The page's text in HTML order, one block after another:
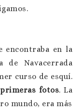
encontraba en la
de Navacerrada
curso de esquí.
fotos. La
mundo, era más